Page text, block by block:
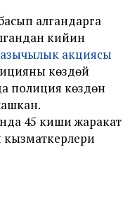
алгандарга
кийин
акциясы
көздөй
полиция көздөн
45 киши жаракат
кызматкерлери